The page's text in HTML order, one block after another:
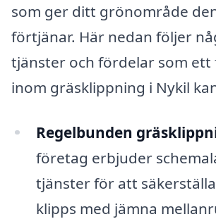
som ger ditt grönområde
förtjänar. Här nedan följer
tjänster och fördelar som ett
inom gräsklippning i Nykil
Regelbunden
företag erbjuder
tjänster för att
klipps med jämna